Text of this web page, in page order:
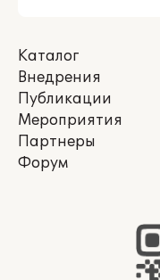
Каталог
Внедрения
Публикации
Мероприятия
Партнеры
Форум